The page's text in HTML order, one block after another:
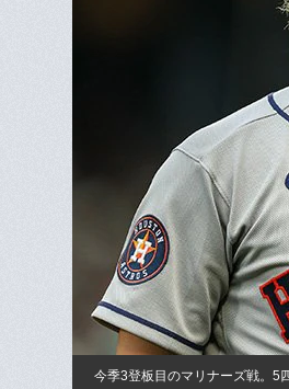
今季3登板目のマリナーズ戦。5